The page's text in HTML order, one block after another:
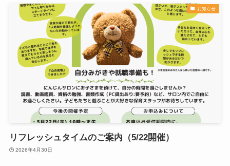
お知らせ
リフレッシュタイムのご案内（5/22開催）
2026年4月30日